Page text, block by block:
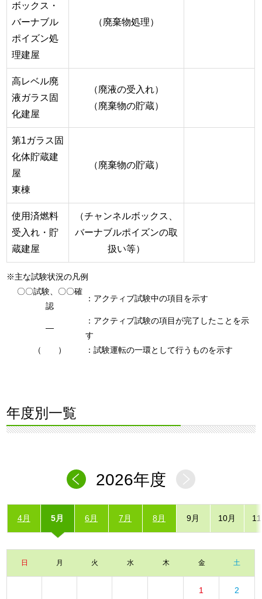
ボックス・
バーナブル
ポイズン処
理建屋
（廃棄物処理）
高レベル廃
液ガラス固
化建屋
（廃液の受入れ）
（廃棄物の貯蔵）
第1ガラス固
化体貯蔵建
屋
東棟
（廃棄物の貯蔵）
使用済燃料
受入れ・貯
蔵建屋
（チャンネルボックス、
バーナブルポイズンの取
扱い等）
※主な試験状況の凡例
〇〇試験、〇〇確
認
：アクティブ試験中の項目を示す
―
：アクティブ試験の項目が完了したことを示
す
（ ）
：試験運転の一環として行うものを示す
年度別一覧
2026年度
4月 5月 6月 7月 8月 9月 10月
日 月 火 水 木 金 土
1 2